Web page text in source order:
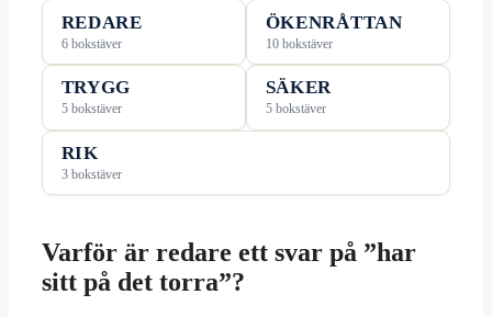
REDARE
6 bokstäver
ÖKENRÅTTAN
10 bokstäver
TRYGG
5 bokstäver
SÄKER
5 bokstäver
RIK
3 bokstäver
Varför är redare ett svar på ”har
sitt på det torra”?